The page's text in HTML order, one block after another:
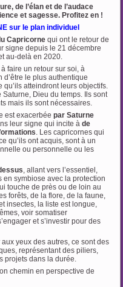
de l’élan et de l’audace
et sagesse. Profitez en !
sur le plan individuel
Capricorne qui ont le retour de
signe depuis le 21 décembre
au-delà en 2020.
faire un retour sur soi, à
d’être le plus authentique
qu’ils atteindront leurs objectifs.
Saturne, Dieu du temps. Ils sont
mais ils sont nécessaires.
est exacerbéepar Saturne
leur signe qui incite àde
. Les capricornes qui
qu’ils ont acquis, sont à un
ou personnelle ou les
, allant vers l’essentiel,
en symbiose avec la protection
touche de près ou de loin au
forêts, de la flore, de la faune,
insectes, la liste est longue,
voir somatiser
et s’investir pour des
aux yeux des autres, ce sont des
représentant des piliers,
projets dans la durée.
chemin en perspective de